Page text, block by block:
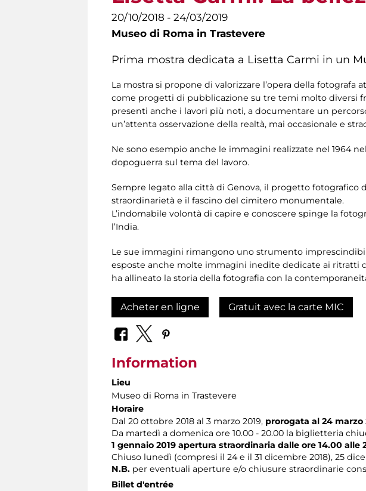
20/10/2018 - 24/03/2019
Museo di Roma in Trastevere
Prima mostra dedicata a Lisetta Carmi in un
La mostra si propone di valorizzare l’opera della
come progetti di pubblicazione su tre temi molto diversi
presenti anche i lavori più noti, a documentare un
un’attenta osservazione della realtà, mai occasionale e
Ne sono esempio anche le immagini realizzate nel 1964
dopoguerra sul tema del lavoro.
Sempre legato alla città di Genova, il progetto fotografico
straordinarietà e il fascino del cimitero monumentale.
L’indomabile volontà di capire e conoscere spinge la
l’India.
Le sue immagini rimangono uno strumento
esposte anche molte immagini inedite dedicate ai ritratti
ha allineato la storia della fotografia con la
Acheter en ligne Gratuit avec la carte MIC
Information
Lieu
Museo di Roma in Trastevere
Horaire
Dal 20 ottobre 2018 al 3 marzo 2019, prorogata al 24 marzo
Da martedì a domenica ore 10.00 - 20.00 la biglietteria
1 gennaio 2019 apertura straordinaria dalle ore 14.00
Chiuso lunedì (compresi il 24 e il 31 dicembre 2018), 25
N.B. per eventuali aperture e/o chiusure straordinarie
Billet d'entrée